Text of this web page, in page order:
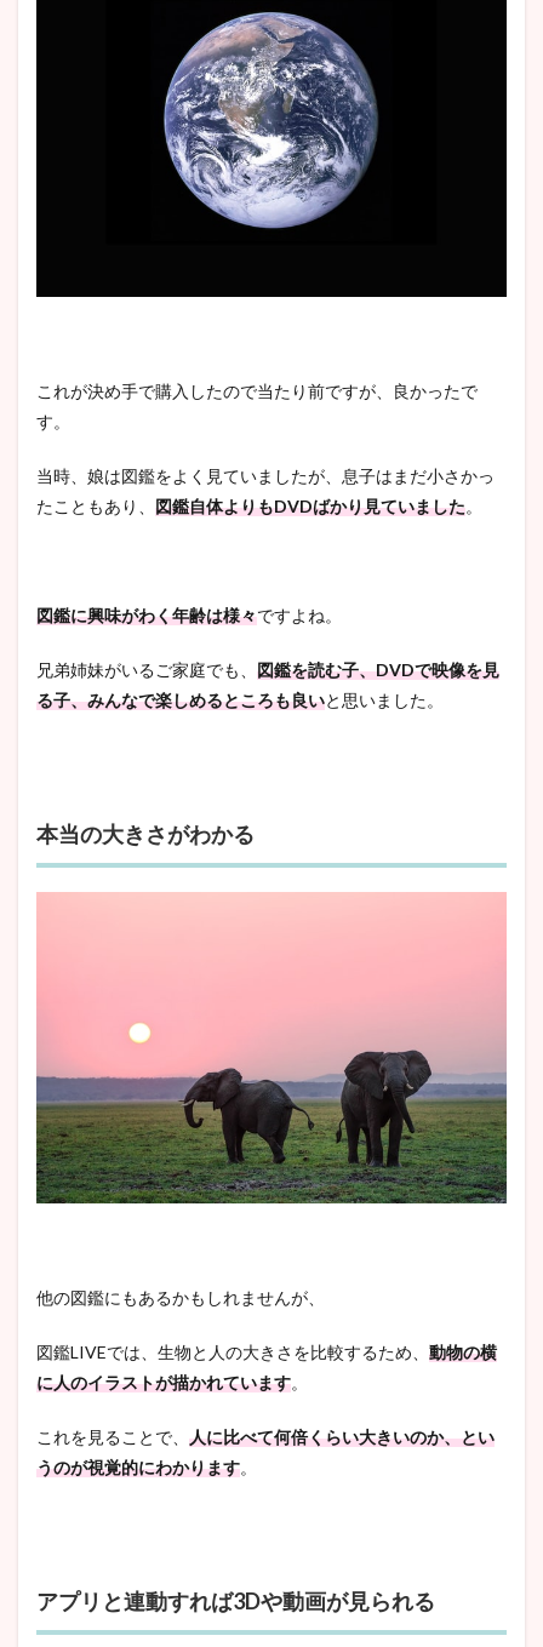
これが決め手で購入したので当たり前ですが、良かったで
す。
当時、娘は図鑑をよく見ていましたが、息子はまだ小さかっ
たこともあり、 図鑑自体よりもDVDばかり見ていました。
図鑑に興味がわく年齢は様々ですよね。
兄弟姉妹がいるご家庭でも、 図鑑を読む子、DVDで映像を見
る子、みんなで楽しめるところも良いと思いました。
本当の大きさがわかる
他の図鑑にもあるかもしれませんが、
図鑑LIVEでは、生物と人の大きさを比較するため、 動物の横
に人のイラストが描かれています。
これを見ることで、 人に比べて何倍くらい大きいのか、とい
うのが視覚的にわかります。
アプリと連動すれば3Dや動画が見られる